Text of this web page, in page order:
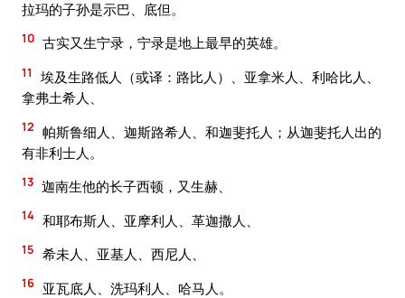
拉玛的子孙是示巴、底但。
10 古实又生宁录，宁录是地上最早的英雄。
11
埃及生路低人（或译：路比人）、亚拿米人、利哈比人、
拿弗土希人、
12 帕斯鲁细人、迦斯路希人、和迦斐托人；从迦斐托人出的
有非利士人。
13 迦南生他的长子西顿，又生赫、
14 和耶布斯人、亚摩利人、革迦撒人、
15 希未人、亚基人、西尼人、
16 亚瓦底人、洗玛利人、哈马人。